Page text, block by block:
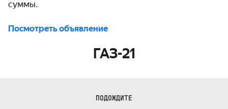
суммы.
Посмотреть объявление
ГАЗ-21
ПОДОЖДИТЕ